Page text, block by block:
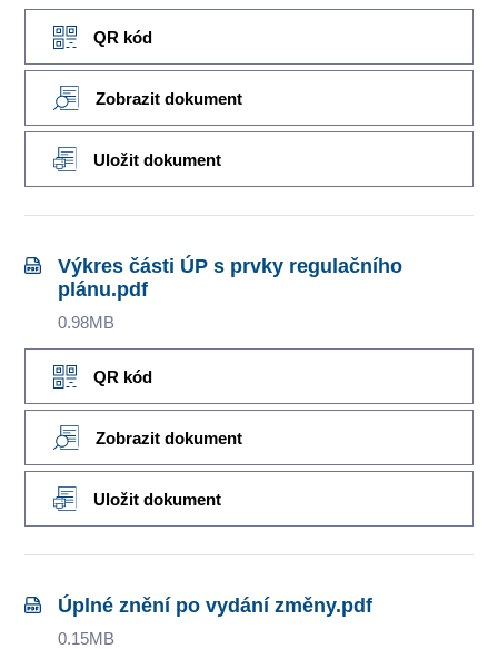
QR kód
Zobrazit dokument
Uložit dokument
Výkres části ÚP s prvky regulačního
plánu.pdf
0.98MB
QR kód
Zobrazit dokument
Uložit dokument
Úplné znění po vydání změny.pdf
0.15MB